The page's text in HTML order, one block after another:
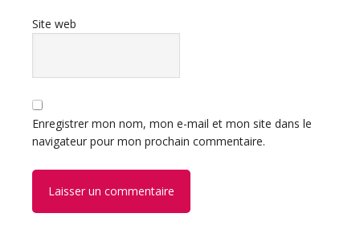
Site web
Enregistrer mon nom, mon e-mail et mon site dans le
navigateur pour mon prochain commentaire.